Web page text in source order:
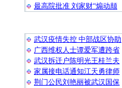
最高院批准 刘家财“煽动颠
武汉疫情失控 中部战区协助
广西维权人士谭爱军遭跨省
武汉拆迁户陈明光王桂兰夫
家属接电话通知江天勇律师
荆门公民刘艳丽被武汉国保